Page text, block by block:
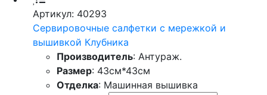
Артикул: 40293
Сервировочные салфетки с мережкой и
вышивкой Клубника
Производитель: Антураж.
Размер: 43см*43см
Отделка: Машинная вышивка